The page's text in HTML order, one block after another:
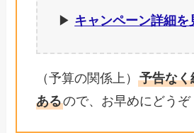
▶︎ キャンペーン詳細を
（予算の関係上）予告なく
あるので、お早めにどうぞ